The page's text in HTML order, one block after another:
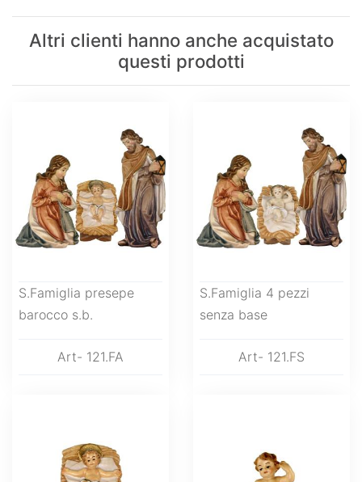
Altri clienti hanno anche acquistato
questi prodotti
S.Famiglia presepe
barocco s.b.
Art- 121.FA
S.Famiglia 4 pezzi
senza base
Art- 121.FS